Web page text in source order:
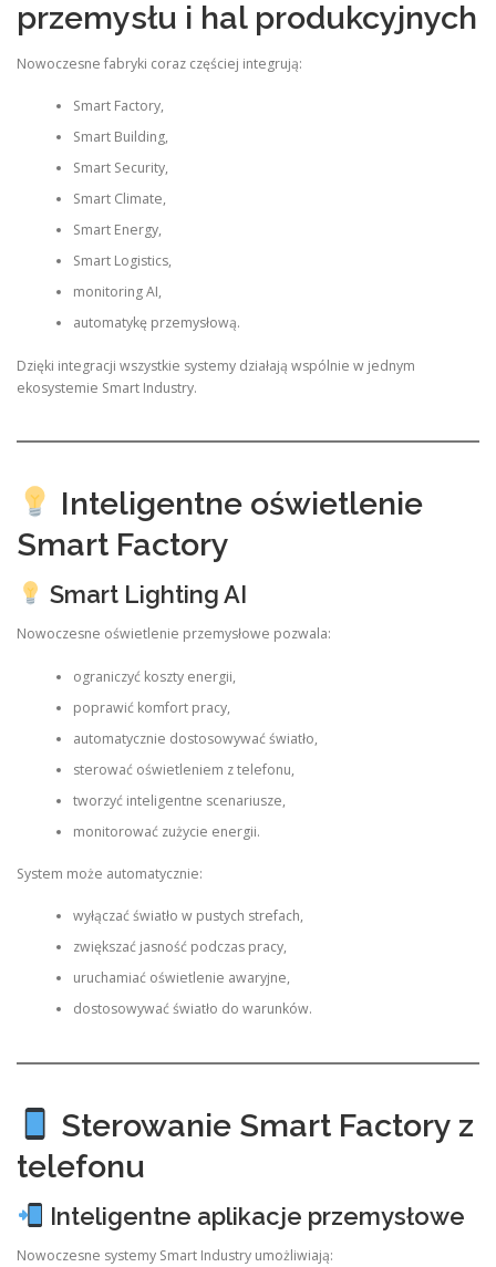
przemysłu i hal produkcyjnych
Nowoczesne fabryki coraz częściej integrują:
Smart Factory,
Smart Building,
Smart Security,
Smart Climate,
Smart Energy,
Smart Logistics,
monitoring AI,
automatykę przemysłową.
Dzięki integracji wszystkie systemy działają wspólnie w jednym
ekosystemie Smart Industry.
Inteligentne oświetlenie
Smart Factory
Smart Lighting AI
Nowoczesne oświetlenie przemysłowe pozwala:
ograniczyć koszty energii,
poprawić komfort pracy,
automatycznie dostosowywać światło,
sterować oświetleniem z telefonu,
tworzyć inteligentne scenariusze,
monitorować zużycie energii.
System może automatycznie:
wyłączać światło w pustych strefach,
zwiększać jasność podczas pracy,
uruchamiać oświetlenie awaryjne,
dostosowywać światło do warunków.
Sterowanie Smart Factory z
telefonu
Inteligentne aplikacje przemysłowe
Nowoczesne systemy Smart Industry umożliwiają: